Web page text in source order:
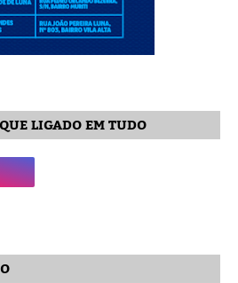
LIGADO EM TUDO